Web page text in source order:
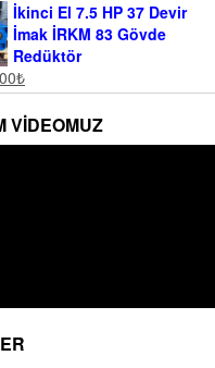
İkinci El 7.5 HP 37 Devir
İmak İRKM 83 Gövde
Redüktör
₺
VIDEOMUZ